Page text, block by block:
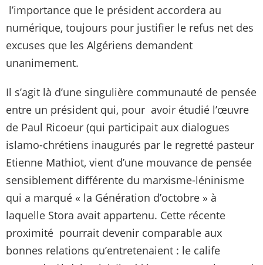
l’importance que le président accordera au
numérique, toujours pour justifier le refus net des
excuses que les Algériens demandent
unanimement.
Il s’agit là d’une singulière communauté de pensée
entre un président qui, pour avoir étudié l’œuvre
de Paul Ricoeur (qui participait aux dialogues
islamo-chrétiens inaugurés par le regretté pasteur
Etienne Mathiot, vient d’une mouvance de pensée
sensiblement différente du marxisme-léninisme
qui a marqué « la Génération d’octobre » à
laquelle Stora avait appartenu. Cette récente
proximité pourrait devenir comparable aux
bonnes relations qu’entretenaient : le calife